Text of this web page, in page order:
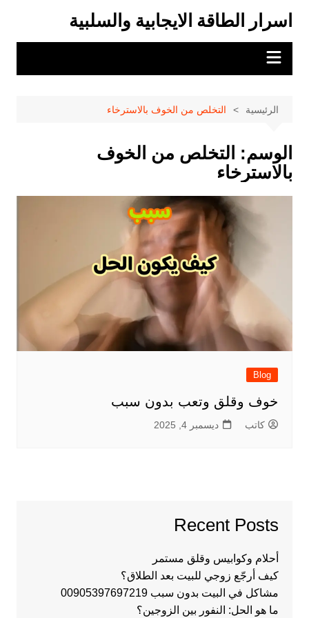
المحتوى
اسرار الطاقة الايجابية والسلبية
الرئيسية التخلص من الخوف بالاسترخاء
الوسم: التخلص من الخوف
بالاسترخاء
Blog
خوف وقلق وتعب بدون سبب
كاتب ديسمبر 4, 2025
Recent Posts
أحلام وكوابيس وقلق مستمر
كيف أرجّع زوجي للبيت بعد الطلاق؟
مشاكل في البيت بدون سبب 00905397697219
ما هو الحل: النفور بين الزوجين؟